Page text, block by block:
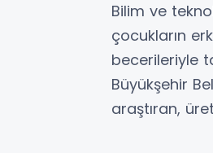
Bilim ve
çocukların
becerileriyle
Büyükşehir
araştıran,